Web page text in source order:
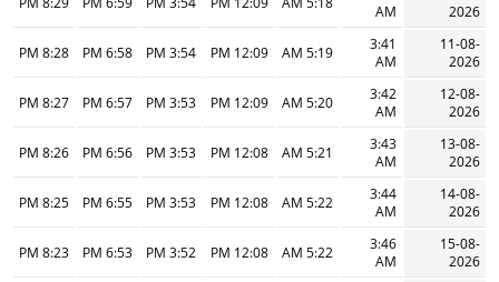
2026
AM
11-08-
2026
3:41
AM
5:19 AM
12:09 PM
3:54 PM
6:58 PM
8:28 PM
12-08-
2026
3:42
AM
5:20 AM
12:09 PM
3:53 PM
6:57 PM
8:27 PM
13-08-
2026
3:43
AM
5:21 AM
12:08 PM
3:53 PM
6:56 PM
8:26 PM
14-08-
2026
3:44
AM
5:22 AM
12:08 PM
3:53 PM
6:55 PM
8:25 PM
15-08-
2026
3:46
AM
5:22 AM
12:08 PM
3:52 PM
6:53 PM
8:23 PM